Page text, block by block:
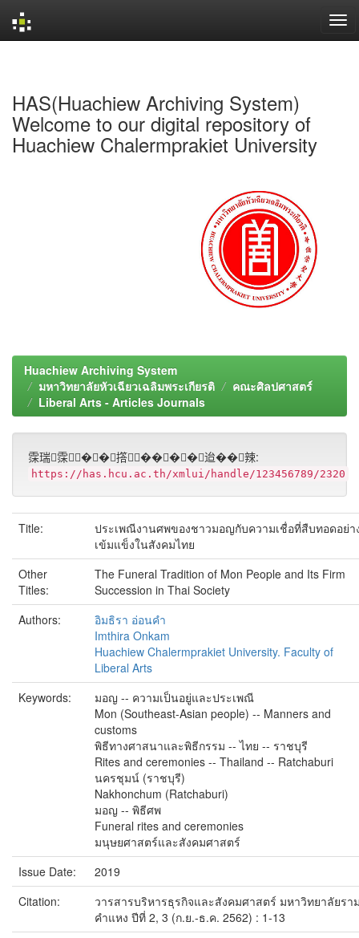
HAS(Huachiew Archiving System)
Welcome to our digital repository of
Huachiew Chalermprakiet University
Huachiew Archiving System
มหาวิทยาลัยหัวเฉียวเฉลิมพระเกียรติ
คณะศิลปศาสตร์
Liberal Arts - Articles Journals
霂瑞霂��撘����迨��辣:
https://has.hcu.ac.th/xmlui/handle/123456789/2320
Title:
ประเพณีงานศพของชาวมอญกับความเชื่อที่สืบทอดอย่า
เข้มแข็งในสังคมไทย
Other
Titles:
The Funeral Tradition of Mon People and Its Firm
Succession in Thai Society
Authors:
อิมธิรา อ่อนคำ
Imthira Onkam
Huachiew Chalermprakiet University. Faculty of
Liberal Arts
Keywords:
มอญ -- ความเป็นอยู่และประเพณี
Mon (Southeast-Asian people) -- Manners and
customs
พิธีทางศาสนาและพิธีกรรม -- ไทย -- ราชบุรี
Rites and ceremonies -- Thailand -- Ratchaburi
นครชุมน์ (ราชบุรี)
Nakhonchum (Ratchaburi)
มอญ -- พิธีศพ
Funeral rites and ceremonies
มนุษยศาสตร์และสังคมศาสตร์
Issue Date:
2019
Citation:
วารสารบริหารธุรกิจและสังคมศาสตร์ มหาวิทยาลัยรา
คําแหง ปีที่ 2, 3 (ก.ย.-ธ.ค. 2562) : 1-13